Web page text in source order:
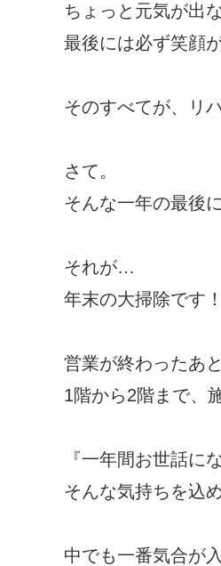
ちょっと元気が出
最後には必ず笑顔
そのすべてが、リ
さて。
そんな一年の最後
それが…
年末の大掃除です！
営業が終わったあ
1階から2階まで、
『一年間お世話に
そんな気持ちを込
中でも一番気合が